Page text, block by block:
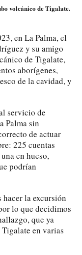
volcánico de Tigalate.
en La Palma, el
y su amigo
de Tigalate,
aborígenes,
de la cavidad, y
servicio de
Palma sin
de actuar
225 cuentas
en hueso,
podrían
la excursión
lo que decidimos
que ya
en varias